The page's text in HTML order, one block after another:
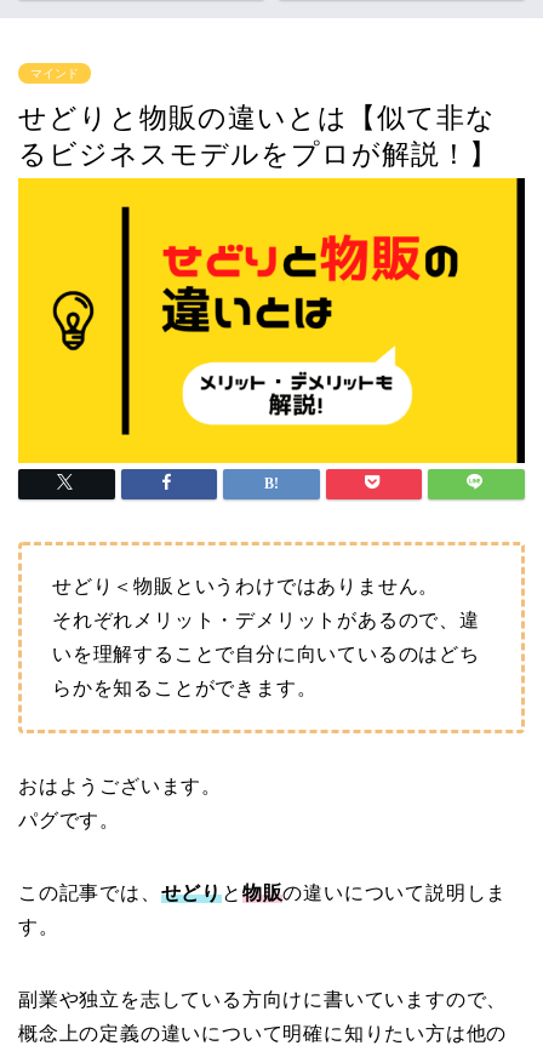
マインド
せどりと物販の違いとは【似て非な
るビジネスモデルをプロが解説！】
せどり＜物販というわけではありません。
それぞれメリット・デメリットがあるので、違
いを理解することで自分に向いているのはどち
らかを知ることができます。
おはようございます。
パグです。
この記事では、 せどりと 物販の違いについて説明しま
す。
副業や独立を志している方向けに書いていますので、
概念上の定義の違いについて明確に知りたい方は他の